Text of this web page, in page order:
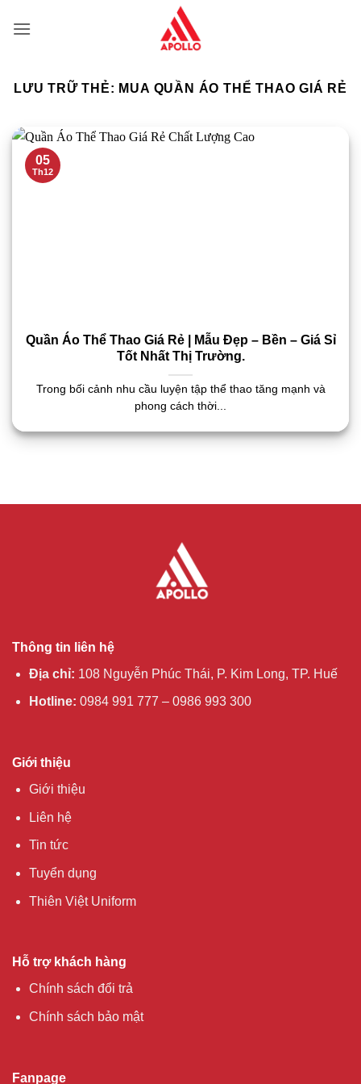
qua
LƯU TRỮ THẺ: MUA QUẦN ÁO THỂ THAO GIÁ RẺ
Quần Áo Thể Thao Giá Rẻ | Mẫu Đẹp – Bền – Giá Sỉ
Tốt Nhất Thị Trường.
Trong bối cảnh nhu cầu luyện tập thể thao tăng mạnh và
phong cách thời...
05
Th12
Thông tin liên hệ
Địa chỉ: 108 Nguyễn Phúc Thái, P. Kim Long, TP. Huế
Hotline: 0984 991 777 – 0986 993 300
Giới thiệu
Giới thiệu
Liên hệ
Tin tức
Tuyển dụng
Thiên Việt Uniform
Hỗ trợ khách hàng
Chính sách đổi trả
Chính sách bảo mật
Fanpage